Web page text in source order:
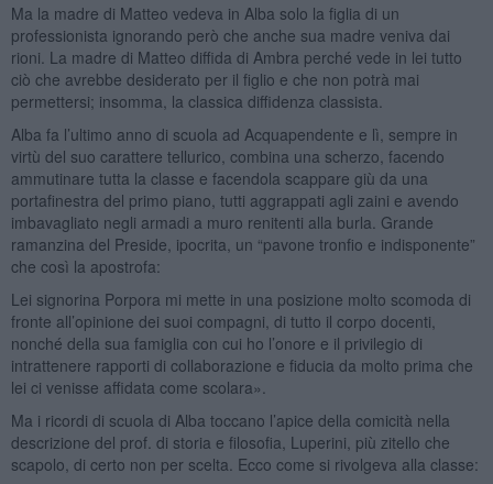
Ma la madre di Matteo vedeva in Alba solo la figlia di un
professionista ignorando però che anche sua madre veniva dai
rioni. La madre di Matteo diffida di Ambra perché vede in lei tutto
ciò che avrebbe desiderato per il figlio e che non potrà mai
permettersi; insomma, la classica diffidenza classista.
Alba fa l’ultimo anno di scuola ad Acquapendente e lì, sempre in
virtù del suo carattere tellurico, combina una scherzo, facendo
ammutinare tutta la classe e facendola scappare giù da una
portafinestra del primo piano, tutti aggrappati agli zaini e avendo
imbavagliato negli armadi a muro renitenti alla burla. Grande
ramanzina del Preside, ipocrita, un “pavone tronfio e indisponente”
che così la apostrofa:
Lei signorina Porpora mi mette in una posizione molto scomoda di
fronte all’opinione dei suoi compagni, di tutto il corpo docenti,
nonché della sua famiglia con cui ho l’onore e il privilegio di
intrattenere rapporti di collaborazione e fiducia da molto prima che
lei ci venisse affidata come scolara».
Ma i ricordi di scuola di Alba toccano l’apice della comicità nella
descrizione del prof. di storia e filosofia, Luperini, più zitello che
scapolo, di certo non per scelta. Ecco come si rivolgeva alla classe: